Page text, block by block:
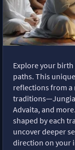
Explore your
paths. This
reflections from a
Advaita, and
shaped by each
uncover deeper
direction on your